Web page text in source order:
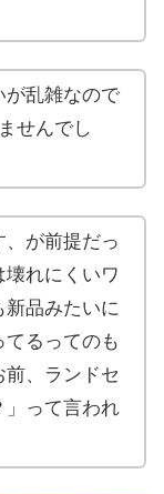
が乱雑なので
せんでし
が前提だっ
れにくいワ
新品みたいに
るってのも
、ランドセ
」って言われ